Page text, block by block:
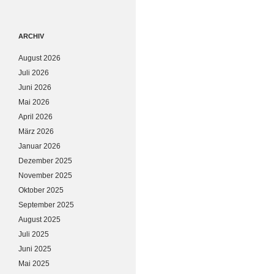
ARCHIV
August 2026
Juli 2026
Juni 2026
Mai 2026
April 2026
März 2026
Januar 2026
Dezember 2025
November 2025
Oktober 2025
September 2025
August 2025
Juli 2025
Juni 2025
Mai 2025